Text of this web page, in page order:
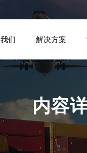
们 解决方案
内容